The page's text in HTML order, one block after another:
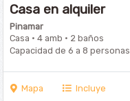
Casa en alquiler
Pinamar
Casa · 4 amb · 2 baños
Capacidad de 6 a 8 personas
Mapa Incluye